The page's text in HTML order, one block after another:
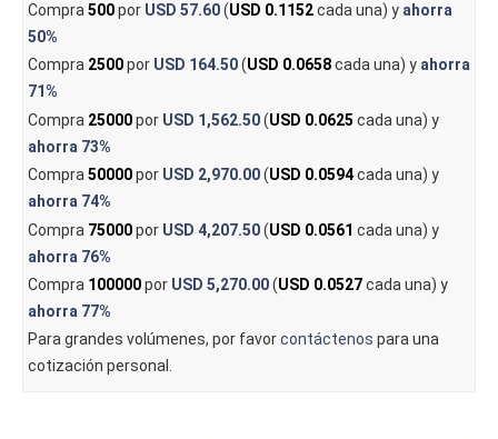
Compra 500por USD 57.60(USD 0.1152cada una) y ahorra
50%
Compra 2500por USD 164.50(USD 0.0658cada una) y ahorra
71%
Compra 25000por USD 1,562.50(USD 0.0625 cada una) y
ahorra 73%
Compra50000por USD 2,970.00(USD 0.0594cada una) y
ahorra 74%
Compra 75000por USD 4,207.50(USD 0.0561 cada una) y
ahorra 76%
Compra 100000por USD 5,270.00(USD 0.0527cada una) y
ahorra 77%
Para grandes volúmenes, por favorcontáctenos para una
cotización personal.